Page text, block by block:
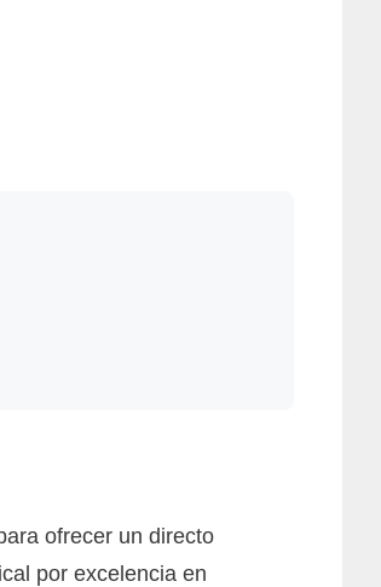
ofrecer un directo
por excelencia en